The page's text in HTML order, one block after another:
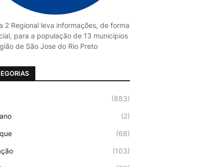
2 Regional leva informações, de forma
para a população de 13 municipios
de São Jose do Rio Preto
(883)
(2)
(68)
(103)